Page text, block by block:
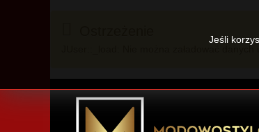
Jeśli